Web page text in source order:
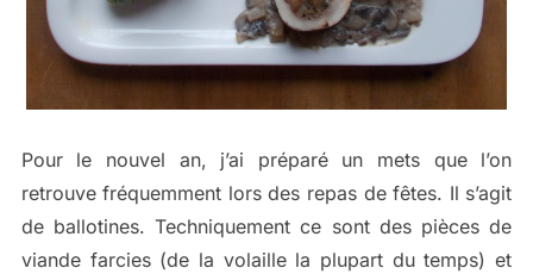
Pour le nouvel an, j’ai préparé un mets que l’on
retrouve fréquemment lors des repas de fêtes. Il s’agit
de ballotines. Techniquement ce sont des pièces de
viande farcies (de la volaille la plupart du temps) et